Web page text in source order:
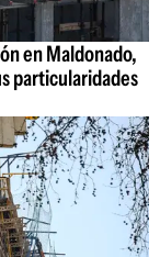
en Maldonado,
particularidades